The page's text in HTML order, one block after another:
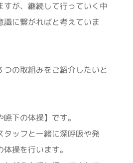
すが、継続して行っていく中
識に繋がればと考えていま
つの取組みをご紹介したいと
下の体操】です。
タッフと一緒に深呼吸や発
操を行います。